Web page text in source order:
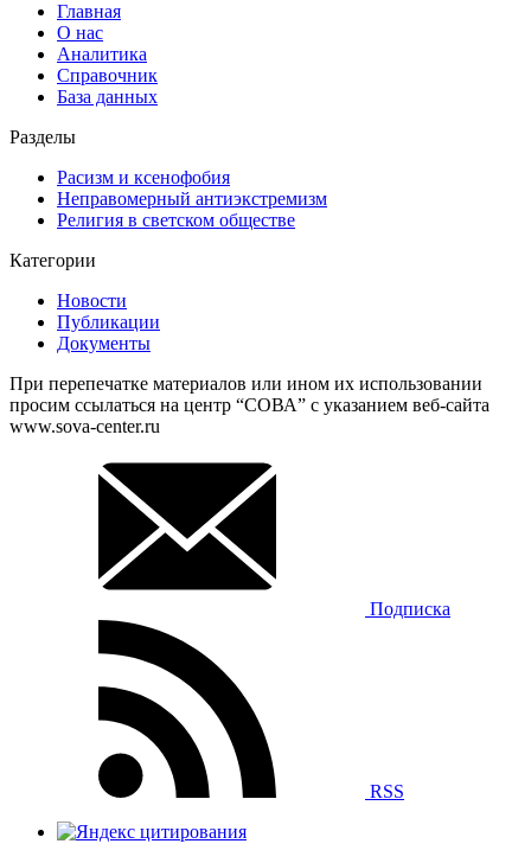
Главная
О нас
Аналитика
Справочник
База данных
Разделы
Расизм и ксенофобия
Неправомерный антиэкстремизм
Религия в светском обществе
Категории
Новости
Публикации
Документы
При перепечатке материалов или ином их использовании
просим ссылаться на центр “СОВА” с указанием веб-сайта
www.sova-center.ru
Подписка
RSS